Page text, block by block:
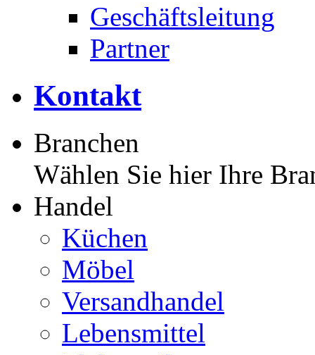
Geschäftsleitung
Partner
Kontakt
Branchen
Wählen Sie hier Ihre
Handel
Küchen
Möbel
Versandhandel
Lebensmittel